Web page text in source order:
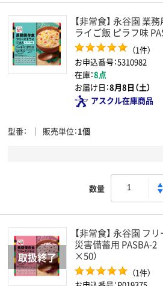
【非常食】 永谷園 業
ライご飯 ピラフ味
（1件）
お申込番号：5310982
在庫：8点
お届け日：8月8日（土）
アスクル在庫商品
型番 販売単位 1個
数量
【非常食】 永谷園 フ
災害備蓄用 PASBA-
×50）
（1件）